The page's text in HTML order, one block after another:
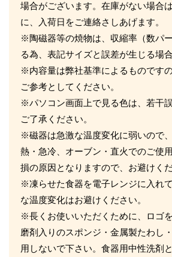
場合がございます。在庫がない場合
に、入荷日をご連絡さしあげます。
※陶磁器等の焼物は、収縮率（数パ
る為、表記サイズと誤差が生じる場
※内容量は弊社基準によるものです
ご参考としてください。
※パソコン画面上で見る色は、若干
ご了承ください。
※磁器は急激な温度変化に弱いので
熱・急冷、オーブン・直火でのご使
損の原因となりますので、お避けくだ
※凍らせた食器を電子レンジに入れ
な温度変化はお避けください。
※長くお使いいただくために、ロゴ
磨剤入りのスポンジ・金属製たわし
用しないで下さい。食器用中性洗剤